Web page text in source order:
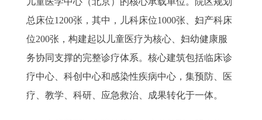
总床位1200张，其中，儿科床位1000张、妇产科床
位200张，构建起以儿童医疗为核心、妇幼健康服
务协同支撑的完整诊疗体系。核心建筑包括临床诊
疗中心、科创中心和感染性疾病中心，集预防、医
疗、教学、科研、应急救治、成果转化于一体。